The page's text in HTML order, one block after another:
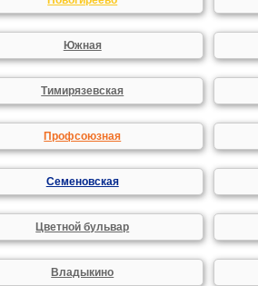
Южная
Тимирязевская
Профсоюзная
Семеновская
Цветной бульвар
Владыкино